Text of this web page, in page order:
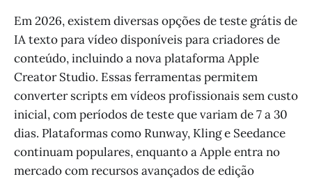
Em 2026, existem diversas opções de teste grátis de
IA texto para vídeo disponíveis para criadores de
conteúdo, incluindo a nova plataforma Apple
Creator Studio. Essas ferramentas permitem
converter scripts em vídeos profissionais sem custo
inicial, com períodos de teste que variam de 7 a 30
dias. Plataformas como Runway, Kling e Seedance
continuam populares, enquanto a Apple entra no
mercado com recursos avançados de edição